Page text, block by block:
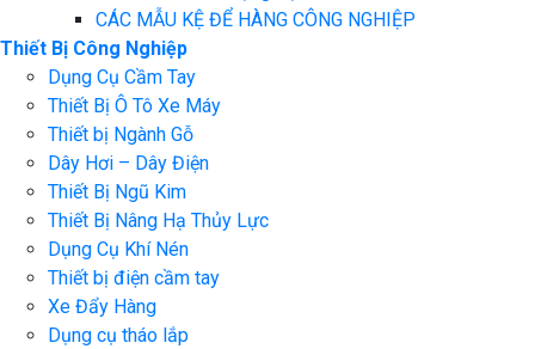
CÁC MẪU KỆ ĐỂ HÀNG CÔNG NGHIỆP
Thiết Bị Công Nghiệp
Dụng Cụ Cầm Tay
Thiết Bị Ô Tô Xe Máy
Thiết bị Ngành Gỗ
Dây Hơi – Dây Điện
Thiết Bị Ngũ Kim
Thiết Bị Nâng Hạ Thủy Lực
Dụng Cụ Khí Nén
Thiết bị điện cầm tay
Xe Đẩy Hàng
Dụng cụ tháo lắp